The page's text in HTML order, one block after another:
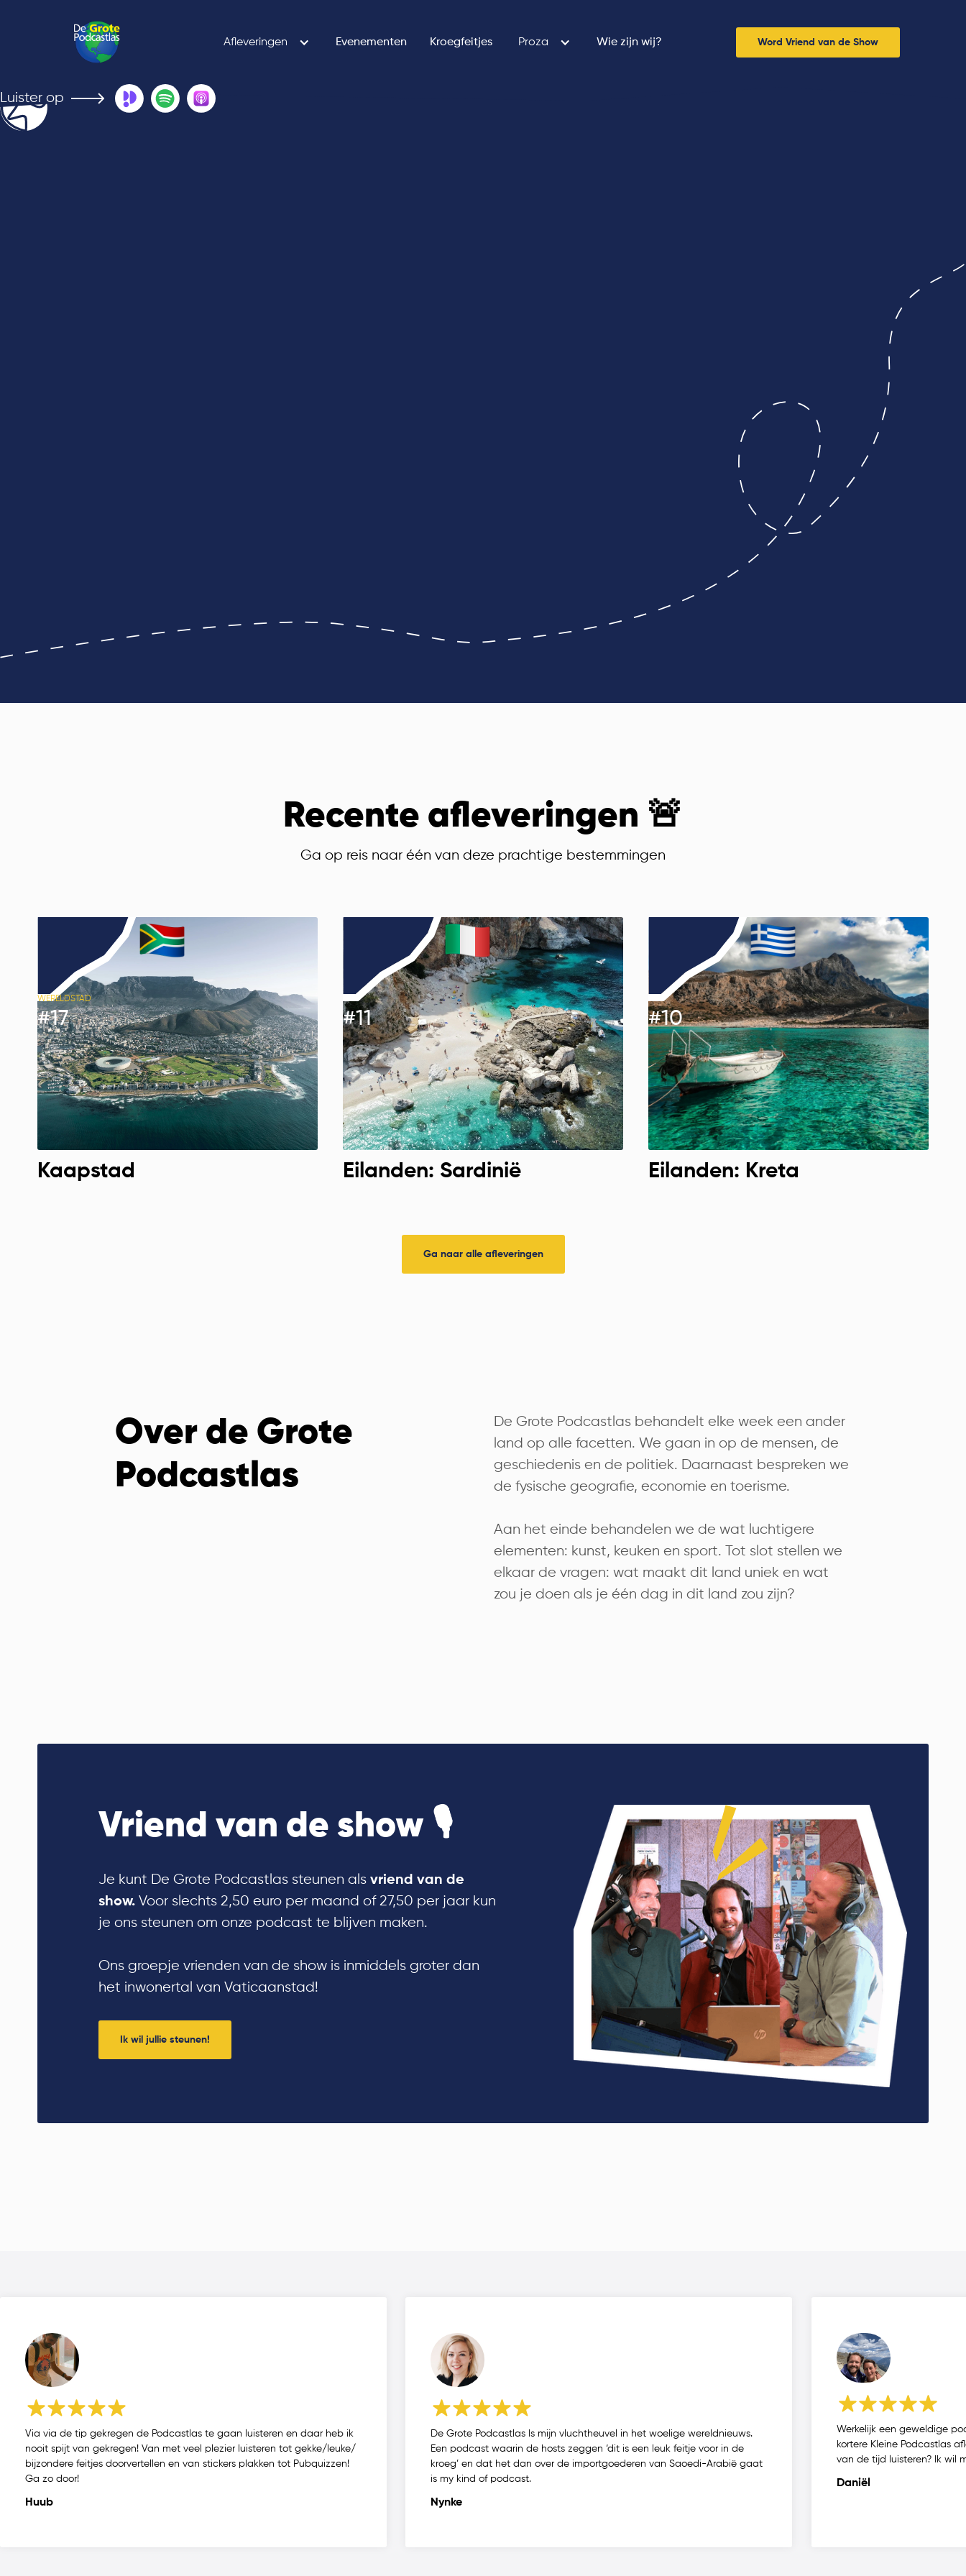
Afleveringen Evenementen Kroegfeitjes Proza Wie zijn wij? Word Vriend van de Show
Luister op
Recente afleveringen 🚨
Ga op reis naar één van deze prachtige bestemmingen
WERELDSTAD
#17
Kaapstad
#11
Eilanden: Sardinië
#10
Eilanden: Kreta
Ga naar alle afleveringen
Over de Grote
Podcastlas
De Grote Podcastlas behandelt elke week een ander
land op alle facetten. We gaan in op de mensen, de
geschiedenis en de politiek. Daarnaast bespreken we
de fysische geografie, economie en toerisme.
Aan het einde behandelen we de wat luchtigere
elementen: kunst, keuken en sport. Tot slot stellen we
elkaar de vragen: wat maakt dit land uniek en wat
zou je doen als je één dag in dit land zou zijn?
Vriend van de show 🎙
Je kunt De Grote Podcastlas steunen als vriend van de
show. Voor slechts 2,50 euro per maand of 27,50 per jaar kun
je ons steunen om onze podcast te blijven maken.
Ons groepje vrienden van de show is inmiddels groter dan
het inwonertal van Vaticaanstad!
Ik wil jullie steunen!
Via via de tip gekregen de Podcastlas te gaan luisteren en daar heb ik
nooit spijt van gekregen! Van met veel plezier luisteren tot gekke/leuke/
bijzondere feitjes doorvertellen en van stickers plakken tot Pubquizzen!
Ga zo door!
Huub
De Grote Podcastlas Is mijn vluchtheuvel in het woelige wereldnieuws.
Een podcast waarin de hosts zeggen ‘dit is een leuk feitje voor in de
kroeg’ en dat het dan over de importgoederen van Saoedi-Arabië gaat
is my kind of podcast.
Nynke
Werkelijk een geweldige
kortere Kleine Podcastlas
van de tijd luisteren? Ik wil
Daniël